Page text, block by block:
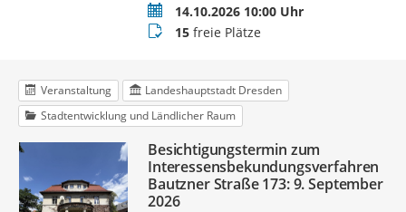
Termin14.10.2026 10:00 Uhr
Buchungsstatus
15freie Plätze
Veranstaltung
Landeshauptstadt Dresden
Stadtentwicklung und Ländlicher Raum
Besichtigungstermin zum
Interessensbekundungsverfahren
Bautzner Straße 173: 9. September
2026